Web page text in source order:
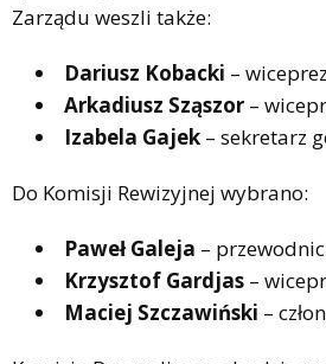
Zarządu weszli także:
Dariusz Kobacki –
Arkadiusz Sząszor –
Izabela Gajek – sekretarz
Do Komisji Rewizyjnej wybrano:
Paweł Galeja –
Krzysztof Gardjas –
Maciej Szczawiński –